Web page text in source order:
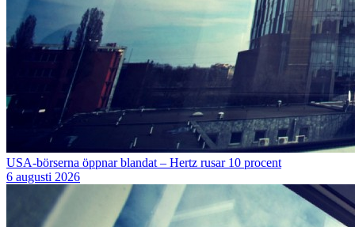
USA-börserna öppnar blandat – Hertz rusar 10 procent
6 augusti 2026